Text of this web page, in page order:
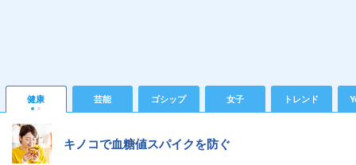
健康 芸能 ゴシップ 女子 トレンド
キノコで血糖値スパイクを防ぐ